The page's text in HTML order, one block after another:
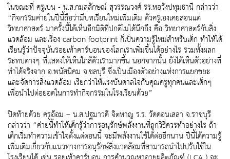
ในขณะที่ ครูเบน - น.ส.กมลลักษณ์ สุวรรณวงศ์ รร.หอวังปทุมธานี กล่าวว่า
“กิจกรรมค่ายในปีนี้ถือว่ามีบทเรียนใหม่เพิ่มเติม ตัวครูเองเคยสอนแต่
วิทยาศาสตร์ มาครั้งนี้ได้เห็นอีกมิติที่ปกติไม่ได้นึกถึง คือ วิทยาศาสตร์กับสิ่ง
แวดล้อม และเรื่อง carbon footprint ก็เป็นความรู้ใหม่สำหรับเด็ก ทำให้ได้
เรียนรู้ว่าปัจจุบันรอยเท้าคาร์บอนของโลกเราเพิ่มขึ้นได้อย่างไร รวมทั้งผลก
ระทบต่างๆ ที่แสดงให้เห็นใกล้ตัวเรามากขึ้น นอกจากนั้น ยังได้เห็นตัวอย่างที่
ทำได้จริงจาก อ.พนัสนิคม จ.ชลบุรี ซึ่งเป็นเมืองตัวอย่างแห่งการแยกขยะ
และจัดการสิ่งแวดล้อม เรียกว่าให้แรงบันดาลใจกับคุณครูทุกคนและเด็กๆ
เพื่อนำไปต่อยอดในการทำกิจกรรมในโรงเรียนด้วย”
ปิดท้ายด้วย ครูอ้อม – น.ส.ปฐมาวดี จิตหาญ ร.ร. วัดดอนเสลา จ.ราชบุรี
กล่าวว่า “ค่ายนี้ทำให้เด็กรู้ว่าการอนุรักษ์พลังงานที่ถูกวิธีควรทำอย่างไร ถ้า
เด็กเริ่มทำความเข้าใจตั้งแต่ตอนนี้ จะมีพลังงานใช้ได้ต่ออีกนาน ปีนี้ได้ความรู้
เพิ่มเติมเกี่ยวกับแนวทางการอนุรักษ์สิ่งแวดล้อมที่สามารถนำไปปรับใช้ใน